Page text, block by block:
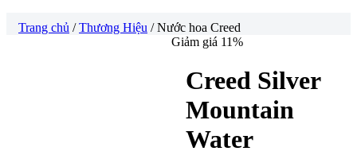
Trang chủ /Thương Hiệu / Nước hoa Creed
Giảm giá 11%
Creed Silver
Mountain
Water